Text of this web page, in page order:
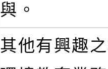
與。
其他有興趣